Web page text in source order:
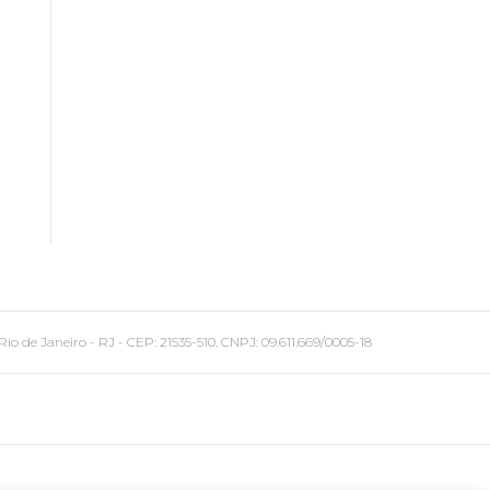
Janeiro - RJ - CEP: 21535-510. CNPJ: 09.611.669/0005-18